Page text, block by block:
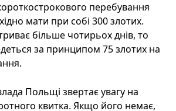
перебування
мати при собі 300 злотих.
більше чотирьох днів, то
за принципом 75 злотих на
Польщі звертає увагу на
квитка. Якщо його немає,